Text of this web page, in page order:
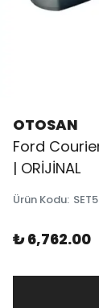
OTOSAN
Ford
| ORİJİNAL
Ürün Kodu: SET5
₺ 6,762.00